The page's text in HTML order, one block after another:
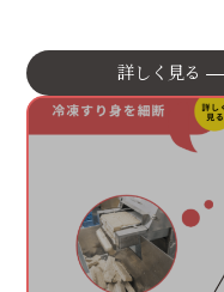
詳しく見る